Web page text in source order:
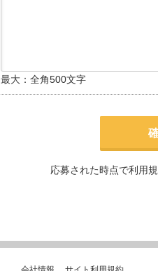
最大：全角500文字
応募された時点で利用